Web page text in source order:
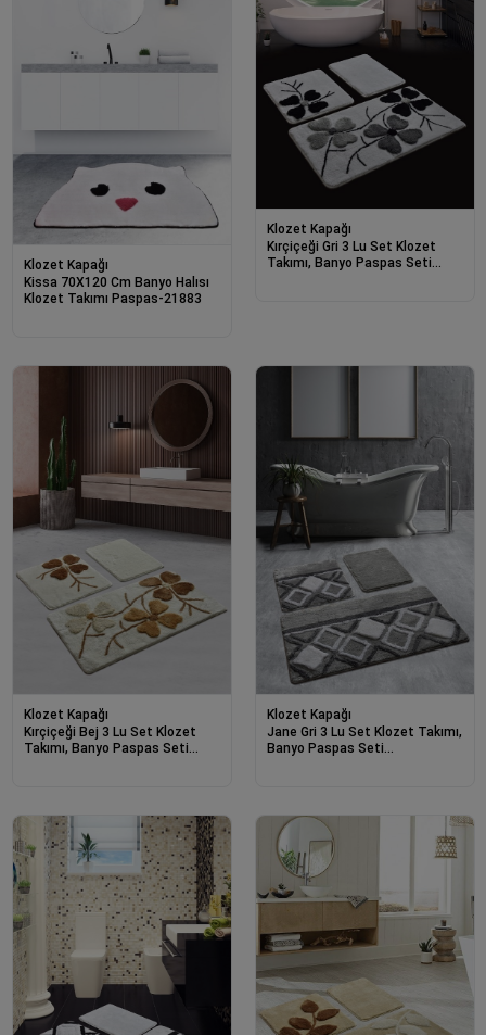
Klozet Kapağı
Kissa 70X120 Cm Banyo Halısı
Klozet Takımı Paspas-21883
Klozet Kapağı
Kırçiçeği Gri 3 Lu Set Klozet
Takımı, Banyo Paspas Seti
Klozet Kapağı
Kırçiçeği Bej 3 Lu Set Klozet
Takımı, Banyo Paspas Seti
Klozet Kapağı
Jane Gri 3 Lu Set Klozet Takımı,
Banyo Paspas Seti